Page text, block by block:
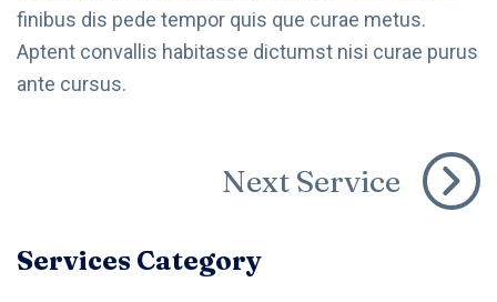
finibus dis pede tempor quis que curae metus.
Aptent convallis habitasse dictumst nisi curae purus
ante cursus.
Next Service
Services Category